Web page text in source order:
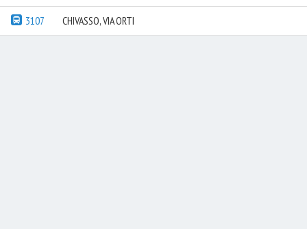
3107 CHIVASSO, VIA ORTI